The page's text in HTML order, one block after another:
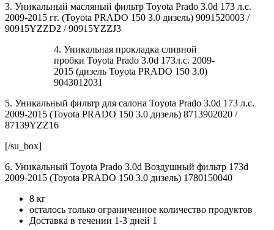
3. Уникальный масляный фильтр Toyota Prado 3.0d 173 л.с.
2009-2015 гг. (Toyota PRADO 150 3.0 дизель) 9091520003 /
90915YZZD2 / 90915YZZJ3
4. Уникальная прокладка сливной
пробки Toyota Prado 3.0d 173л.с. 2009-
2015 (дизель Toyota PRADO 150 3.0)
9043012031
5. Уникальный фильтр для салона Toyota Prado 3.0d 173 л.с.
2009-2015 (Toyota PRADO 150 3.0 дизель) 8713902020 /
87139YZZ16
[/su_box]
6. Уникальный Toyota Prado 3.0d Воздушный фильтр 173d
2009-2015 (Toyota PRADO 150 3.0 дизель) 1780150040
8 кг
осталось только ограниченное количество продуктов
Доставка в течении 1-3 дней 1